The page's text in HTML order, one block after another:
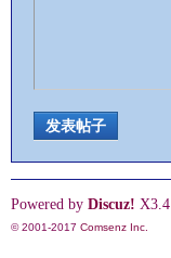
发表帖子
Powered by Discuz! X3.4
© 2001-2017 Comsenz Inc.